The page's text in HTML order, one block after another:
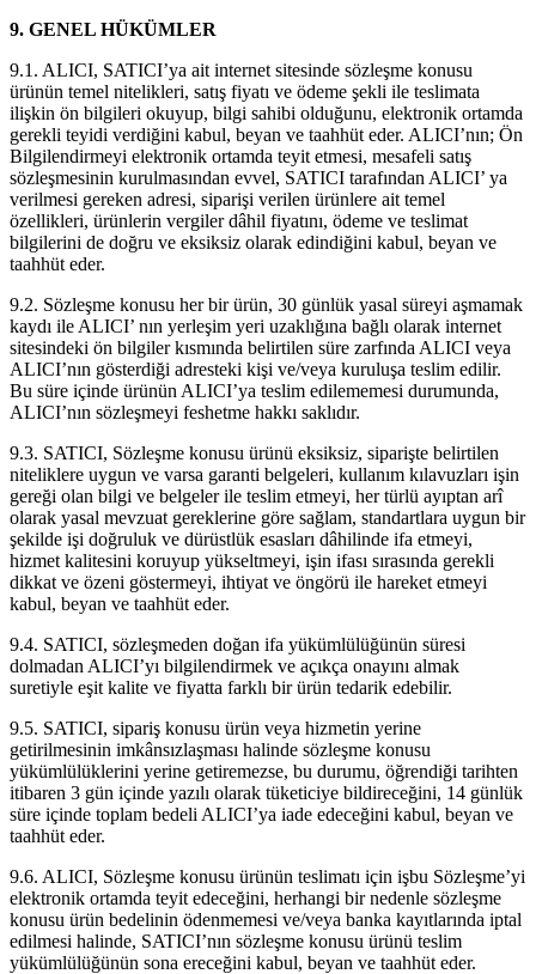
9. GENEL HÜKÜMLER
9.1. ALICI, SATICI’ya ait internet sitesinde sözleşme konusu
ürünün temel nitelikleri, satış fiyatı ve ödeme şekli ile teslimata
ilişkin ön bilgileri okuyup, bilgi sahibi olduğunu, elektronik ortamda
gerekli teyidi verdiğini kabul, beyan ve taahhüt eder. ALICI’nın; Ön
Bilgilendirmeyi elektronik ortamda teyit etmesi, mesafeli satış
sözleşmesinin kurulmasından evvel, SATICI tarafından ALICI’ ya
verilmesi gereken adresi, siparişi verilen ürünlere ait temel
özellikleri, ürünlerin vergiler dâhil fiyatını, ödeme ve teslimat
bilgilerini de doğru ve eksiksiz olarak edindiğini kabul, beyan ve
taahhüt eder.
9.2. Sözleşme konusu her bir ürün, 30 günlük yasal süreyi aşmamak
kaydı ile ALICI’ nın yerleşim yeri uzaklığına bağlı olarak internet
sitesindeki ön bilgiler kısmında belirtilen süre zarfında ALICI veya
ALICI’nın gösterdiği adresteki kişi ve/veya kuruluşa teslim edilir.
Bu süre içinde ürünün ALICI’ya teslim edilememesi durumunda,
ALICI’nın sözleşmeyi feshetme hakkı saklıdır.
9.3. SATICI, Sözleşme konusu ürünü eksiksiz, siparişte belirtilen
niteliklere uygun ve varsa garanti belgeleri, kullanım kılavuzları işin
gereği olan bilgi ve belgeler ile teslim etmeyi, her türlü ayıptan arî
olarak yasal mevzuat gereklerine göre sağlam, standartlara uygun bir
şekilde işi doğruluk ve dürüstlük esasları dâhilinde ifa etmeyi,
hizmet kalitesini koruyup yükseltmeyi, işin ifası sırasında gerekli
dikkat ve özeni göstermeyi, ihtiyat ve öngörü ile hareket etmeyi
kabul, beyan ve taahhüt eder.
9.4. SATICI, sözleşmeden doğan ifa yükümlülüğünün süresi
dolmadan ALICI’yı bilgilendirmek ve açıkça onayını almak
suretiyle eşit kalite ve fiyatta farklı bir ürün tedarik edebilir.
9.5. SATICI, sipariş konusu ürün veya hizmetin yerine
getirilmesinin imkânsızlaşması halinde sözleşme konusu
yükümlülüklerini yerine getiremezse, bu durumu, öğrendiği tarihten
itibaren 3 gün içinde yazılı olarak tüketiciye bildireceğini, 14 günlük
süre içinde toplam bedeli ALICI’ya iade edeceğini kabul, beyan ve
taahhüt eder.
9.6. ALICI, Sözleşme konusu ürünün teslimatı için işbu Sözleşme’yi
elektronik ortamda teyit edeceğini, herhangi bir nedenle sözleşme
konusu ürün bedelinin ödenmemesi ve/veya banka kayıtlarında iptal
edilmesi halinde, SATICI’nın sözleşme konusu ürünü teslim
yükümlülüğünün sona ereceğini kabul, beyan ve taahhüt eder.